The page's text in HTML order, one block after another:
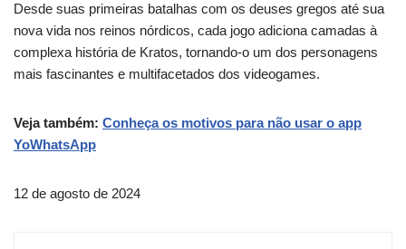
Desde suas primeiras batalhas com os deuses gregos até sua
nova vida nos reinos nórdicos, cada jogo adiciona camadas à
complexa história de Kratos, tornando-o um dos personagens
mais fascinantes e multifacetados dos videogames.
Veja também: Conheça os motivos para não usar o app
YoWhatsApp
12 de agosto de 2024